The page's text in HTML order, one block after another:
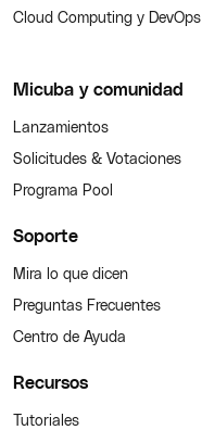
Cloud Computing y DevOps
Micuba y comunidad
Lanzamientos
Solicitudes & Votaciones
Programa Pool
Soporte
Mira lo que dicen
Preguntas Frecuentes
Centro de Ayuda
Recursos
Tutoriales